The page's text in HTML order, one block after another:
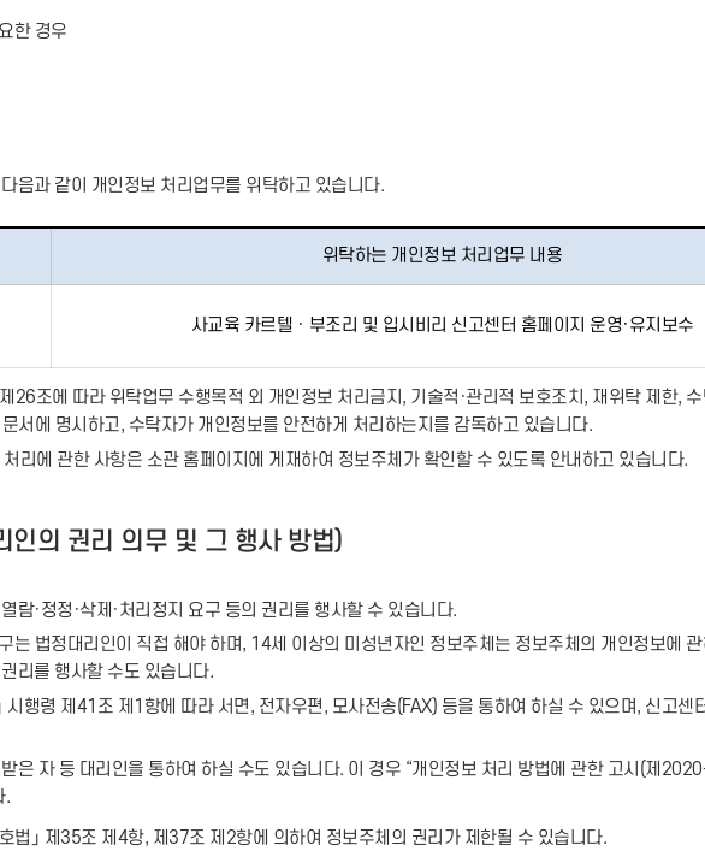
한 경우
음과 같이 개인정보 처리업무를 위탁하고 있습니다.
위탁하는 개인정보 처리업무 내용
사교육 카르텔ㆍ부조리 및 입시비리 신고센터 홈페이지 운영·유지보수
26조에 따라 위탁업무 수행목적 외 개인정보 처리금지, 기술적·관리적 보호조치, 재위탁 제한,
서에 명시하고, 수탁자가 개인정보를 안전하게 처리하는지를 감독하고 있습니다.
리에 관한 사항은 소관 홈페이지에 게재하여 정보주체가 확인할 수 있도록 안내하고 있습니다.
인의 권리 의무 및 그 행사 방법)
람·정정·삭제·처리정지 요구 등의 권리를 행사할 수 있습니다.
법정대리인이 직접 해야 하며, 14세 이상의 미성년자인 정보주체는 정보주체의 개인정보에
리를 행사할 수도 있습니다.
시행령 제41조 제1항에 따라 서면, 전자우편, 모사전송(FAX) 등을 통하여 하실 수 있으며, 신고센
은 자 등 대리인을 통하여 하실 수도 있습니다. 이 경우 “개인정보 처리 방법에 관한 고시(제
.
법」 제35조 제4항, 제37조 제2항에 의하여 정보주체의 권리가 제한될 수 있습니다.